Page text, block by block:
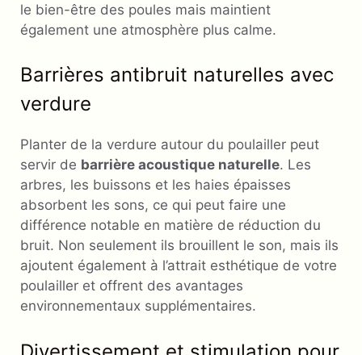
le bien-être des poules mais maintient
également une atmosphère plus calme.
Barrières antibruit naturelles avec
verdure
Planter de la verdure autour du poulailler peut
servir de barrière acoustique naturelle. Les
arbres, les buissons et les haies épaisses
absorbent les sons, ce qui peut faire une
différence notable en matière de réduction du
bruit. Non seulement ils brouillent le son, mais ils
ajoutent également à l’attrait esthétique de votre
poulailler et offrent des avantages
environnementaux supplémentaires.